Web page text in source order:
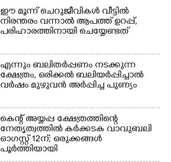
ഈ മൂന്ന് ചെറുജീവികൾ വീട്ടിൽ
നിരന്തരം വന്നാൽ ആപത്ത് ഉറപ്പ്,​
പരിഹാരത്തിനായി ചെയ്യേണ്ടത്
എന്നും ബലിതർപ്പണം നടക്കുന്ന
ക്ഷേത്രം,​ ഒരിക്കൽ ബലിയർപ്പിച്ചാൽ
വർഷം മുഴുവൻ അർപ്പിച്ച പുണ്യം
കെന്റ് അയ്യപ്പ ക്ഷേത്രത്തിന്റെ
നേതൃത്വത്തിൽ കർക്കടക വാവുബലി
ഓഗസ്റ്റ് 12ന്; ഒരുക്കങ്ങൾ
പൂർത്തിയായി